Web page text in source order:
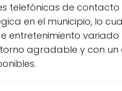
de contacto
en el municipio, lo
entretenimiento
agradable y con